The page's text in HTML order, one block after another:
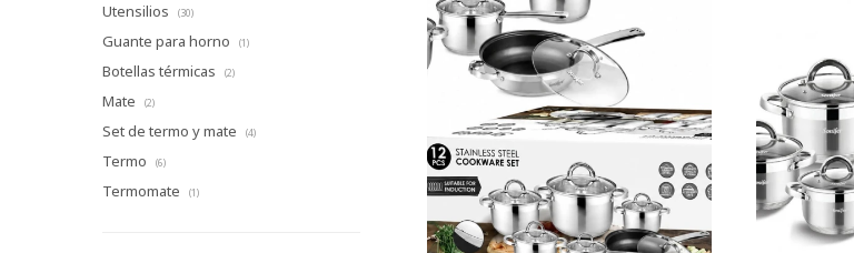
Utensilios (30)
Guante para horno (1)
Botellas térmicas (2)
Mate (2)
Set de termo y mate (4)
Termo (6)
Termomate (1)